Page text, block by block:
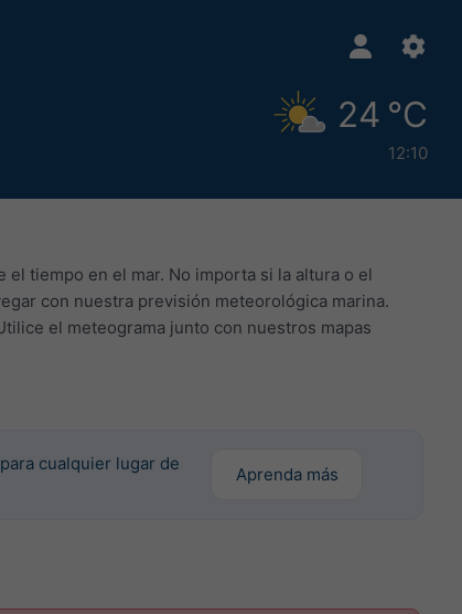
24 °C
12:10
tiempo en el mar. No importa si la altura o el
con nuestra previsión meteorológica marina.
el meteograma junto con nuestros mapas
cualquier lugar de
Aprenda más